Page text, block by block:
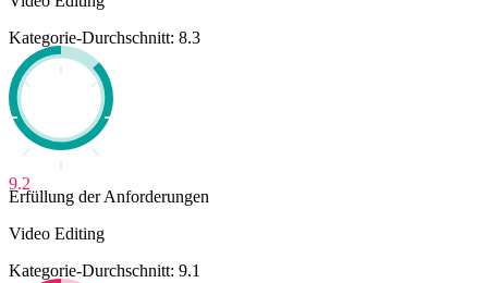
Kategorie-Durchschnitt: 8.3
9.2
Erfüllung der Anforderungen
Video Editing
Kategorie-Durchschnitt: 9.1